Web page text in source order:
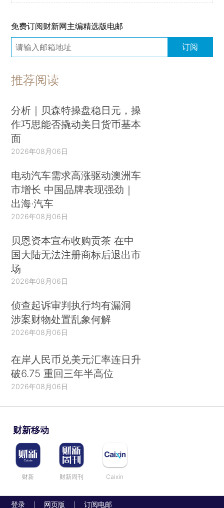
免费订阅财新网主编精选版电邮
订阅
推荐阅读
分析｜贝森特操盘稳日元，操
作巧思能否撬动美日货币基本
面
2026年08月06日
电动汽车需求高涨驱动澳洲车
市增长 中国品牌表现强劲｜
出海·汽车
2026年08月06日
贝恩资本宣布收购贡茶 在中
国大陆无法注册商标后退出市
场
2026年08月06日
侦查起诉审判执行均有漏洞
涉案财物处置乱象何解
2026年08月06日
在岸人民币兑美元汇率连日升
破6.75 重回三年半高位
2026年08月06日
财新移动
财新 财新周刊 Caixin
登录 网页版 订阅电邮